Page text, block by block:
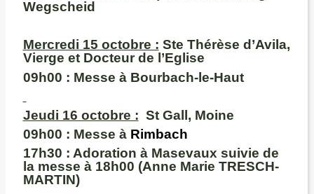
Wegscheid
Mercredi 15 octobre : Ste Thérèse d’Avila,
Vierge et Docteur de l’Eglise
09h00 : Messe à Bourbach-le-Haut
Jeudi 16 octobre : St Gall, Moine
09h00 : Messe à Rimbach
17h30 : Adoration à Masevaux suivie de
la messe à 18h00 (Anne Marie TRESCH-
MARTIN)